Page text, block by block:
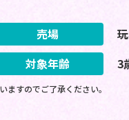
売場
対象年齢 3
すのでご了承ください。